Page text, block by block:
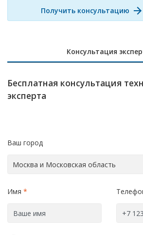
Получить консультацию
Консультация
Бесплатная консультация
эксперта
Ваш город
Имя *